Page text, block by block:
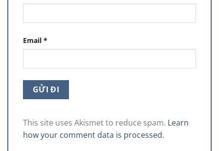
Email *
This site uses Akismet to reduce spam. Learn
how your comment data is processed.